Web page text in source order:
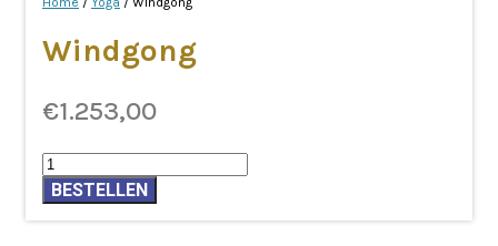
Windgong
€1.253,00
Windgong
aantal
BESTELLEN